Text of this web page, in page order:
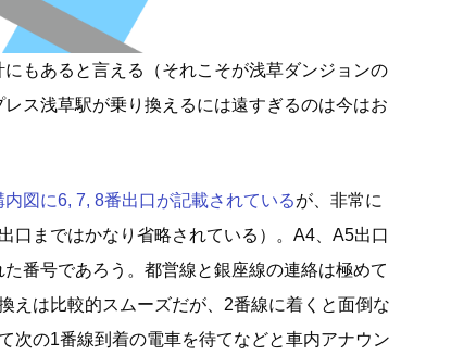
もあると言える（それこそが浅草ダンジョンの
ス浅草駅が乗り換えるには遠すぎるのは今はお
図に6, 7, 8番出口が記載されているが、非常に
口まではかなり省略されている）。A4、A5出口
番号であろう。都営線と銀座線の連絡は極めて
えは比較的スムーズだが、2番線に着くと面倒な
次の1番線到着の電車を待てなどと車内アナウン